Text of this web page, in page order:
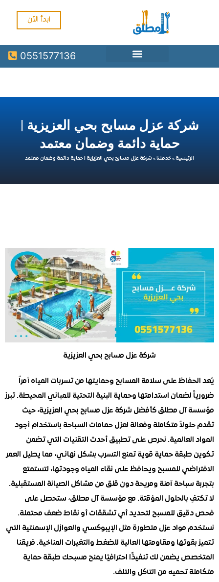
0551577136
عزل مسابح بحي العزيزية |
حماية دائمة وضمان معتمد
خدمتنا»شركة عزل مسابح بحي العزيزية | حماية دائمة وضمان معتمد
شركة عزل مسابح بحي العزيزية
على سلامة المسابح وحمايتها من تسربات المياه أمراً
لضمان استدامتها وحماية البنية التحتية للمباني المحيطة. تبرز
آل مطلق كأفضل شركة عزل مسابح بحي العزيزية، حيث
متكاملة وفعالة لعزل حمامات السباحة باستخدام أجود
العالمية. نحرص على تطبيق أحدث التقنيات التي تضمن
حماية قوية تمنع التسرب بشكل نهائي، مما يطيل العمر
للمسبح ويحافظ على نقاء المياه وجودتها، لتستمتع
سباحة آمنة ومريحة دون قلق من مشاكل الصيانة المستقبلية.
بالحلول المؤقتة. مع مؤسسة آل مطلق، ستحصل على
للمسبح لتحديد أي تشققات أو نقاط ضعف محتملة.
مواد عزل متطورة مثل الإيبوكسي والعوازل الإسمنتية التي
ومقاومتها العالية للضغط والتغيرات المناخية. فريقنا
يضمن لك تنفيذًا احترافيًا يمنح مسبحك طبقة حماية
تحميه من التآكل والتلف.